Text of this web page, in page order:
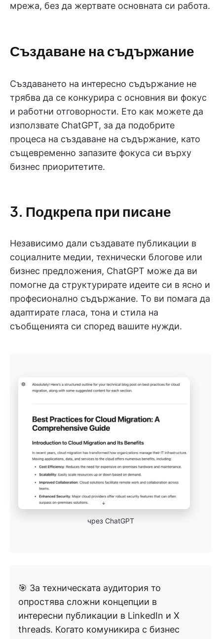
мрежа, без да жертвате основната си работа.
Създаване на съдържание
Създаването на интересно съдържание не
трябва да се конкурира с основния ви фокус
и работни отговорности. Ето как можете да
използвате ChatGPT, за да подобрите
процеса на създаване на съдържание, като
същевременно запазите фокуса си върху
бизнес приоритетите.
3. Подкрепа при писане
Независимо дали създавате публикации в
социалните медии, технически блогове или
бизнес предложения, ChatGPT може да ви
помогне да структурирате идеите си в ясно и
професионално съдържание. То ви помага да
адаптирате гласа, тона и стила на
съобщенията си според вашите нужди.
чрез ChatGPT
🎯 За техническата аудитория то
опростява сложни концепции в
интересни публикации в LinkedIn и X
threads. Когато комуникира с бизнес